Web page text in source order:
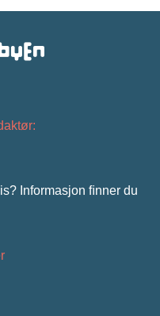
Informasjon ﬁnner du